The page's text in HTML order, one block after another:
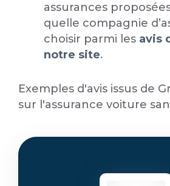
assurances
quelle compagnie
choisir parmi les avis
notre site.
Exemples d'avis issus de
sur l'assurance voiture